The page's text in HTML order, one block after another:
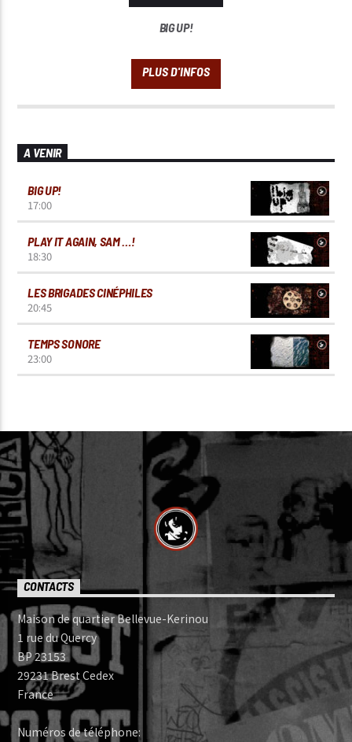
BIG UP!
A VENIR
BIG UP!
17:00
PLAY IT AGAIN, SAM …!
18:30
LES BRIGADES CINÉPHILES
20:45
TEMPS SONORE
23:00
CONTACTS
Maison de quartier Bellevue-Kerinou
1 rue du Quercy
BP 23153
29231 Brest Cedex
France
Numéros de téléphone: